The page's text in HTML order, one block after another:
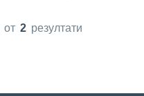
от 2 резултати